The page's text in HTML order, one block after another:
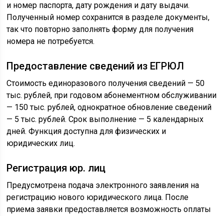
и номер паспорта, дату рождения и дату выдачи.
Полученный номер сохранится в разделе документы,
так что повторно заполнять форму для получения
номера не потребуется.
Предоставление сведений из ЕГРЮЛ
Стоимость единоразового получения сведений — 50
тыс. рублей, при годовом абонементном обслуживании
— 150 тыс. рублей, однократное обновление сведений
— 5 тыс. рублей. Срок выполнение — 5 календарных
дней. Функция доступна для физических и
юридических лиц.
Регистрация юр. лиц
Предусмотрена подача электронного заявления на
регистрацию нового юридического лица. После
приема заявки предоставляется возможность оплаты